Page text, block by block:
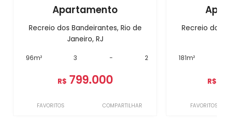
Apartamento
Recreio dos Bandeirantes, Rio de
Janeiro, RJ
96m² 3 - 2
R$ 799.000
FAVORITOS COMPARTILHAR
Recreio dos
181m²
R$
FAVORITOS